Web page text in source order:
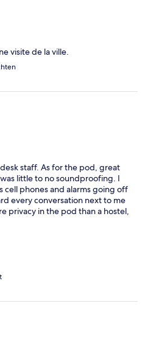
visite de la ville.
staff. As for the pod, great
little to no soundproofing. I
cell phones and alarms going off
every conversation next to me
privacy in the pod than a hostel,